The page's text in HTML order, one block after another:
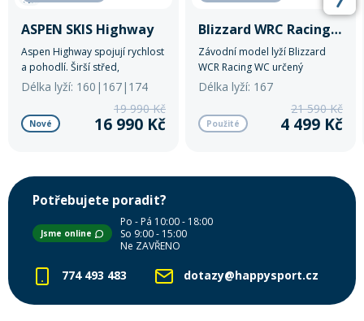
ASPEN SKIS Highway
Aspen Highway spojují rychlost
a pohodlí. Širší střed,
carbonová výztuha, dvojitý
rádius, rocker a Back Driver
zajišťují stabilitu, dynamiku a
snadné oblouky v různých
Délka lyží: 160|167|174
Nové
19 990 Kč
16 990 Kč
Blizzard WRC Racing WC
Závodní model lyží Blizzard
WCR Racing WC určený
především pro upravené
sjezdovky a krátké oblouky.
Délka lyží: 167
Použité
21 590 Kč
4 499 Kč
Potřebujete poradit?
Jsme online
Po - Pá 10:00 - 18:00
So 9:00 - 15:00
Ne ZAVŘENO
774 493 483 dotazy@happysport.cz